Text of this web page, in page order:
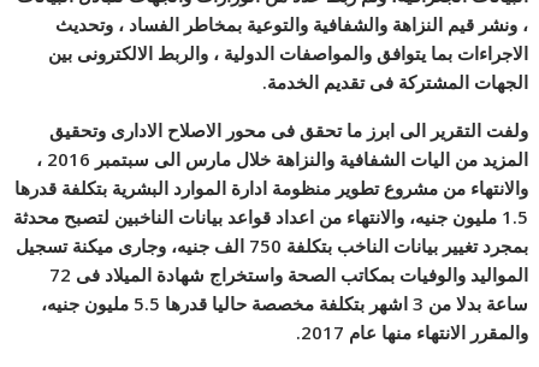
، ونشر قيم النزاهة والشفافية والتوعية بمخاطر الفساد ، وتحديث
الاجراءات بما يتوافق والمواصفات الدولية ، والربط الالكترونى بين
الجهات المشتركة فى تقديم الخدمة.
ولفت التقرير الى ابرز ما تحقق فى محور الاصلاح الادارى وتحقيق
المزيد من اليات الشفافية والنزاهة خلال مارس الى سبتمبر 2016 ،
والانتهاء من مشروع تطوير منظومة ادارة الموارد البشرية بتكلفة قدرها
1.5 مليون جنيه، والانتهاء من اعداد قواعد بيانات الناخبين لتصبح محدثة
بمجرد تغيير بيانات الناخب بتكلفة 750 الف جنيه، وجارى ميكنة تسجيل
المواليد والوفيات بمكاتب الصحة واستخراج شهادة الميلاد فى 72
ساعة بدلا من 3 اشهر بتكلفة مخصصة حاليا قدرها 5.5 مليون جنيه،
والمقرر الانتهاء منها عام 2017.